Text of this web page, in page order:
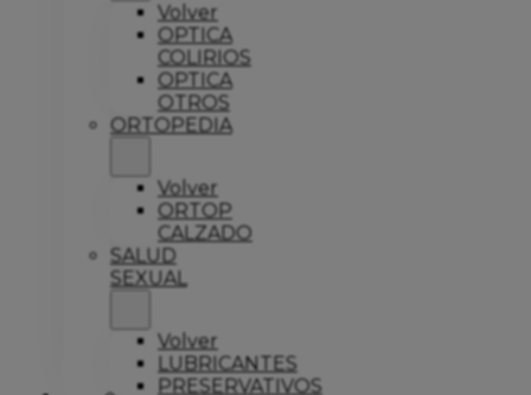
Volver
OPTICA
COLIRIOS
OPTICA
OTROS
ORTOPEDIA
Volver
ORTOP
CALZADO
SALUD
SEXUAL
Volver
LUBRICANTES
PRESERVATIVOS